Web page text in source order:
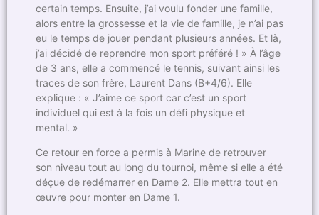
certain temps. Ensuite, j’ai voulu fonder une famille,
alors entre la grossesse et la vie de famille, je n’ai pas
eu le temps de jouer pendant plusieurs années. Et là,
j’ai décidé de reprendre mon sport préféré ! » À l’âge
de 3 ans, elle a commencé le tennis, suivant ainsi les
traces de son frère, Laurent Dans (B+4/6). Elle
explique : « J’aime ce sport car c’est un sport
individuel qui est à la fois un défi physique et
mental. »
Ce retour en force a permis à Marine de retrouver
son niveau tout au long du tournoi, même si elle a été
déçue de redémarrer en Dame 2. Elle mettra tout en
œuvre pour monter en Dame 1.